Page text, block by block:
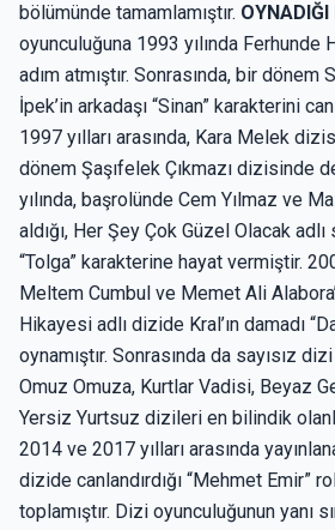
bölümünde tamamlamıştır.
oyunculuğuna 1993 yılında Ferhunde
adım atmıştır. Sonrasında, bir
İpek’in arkadaşı “Sinan” karakterini
1997 yılları arasında, Kara Melek
dönem Şaşıfelek Çıkmazı dizisinde
yılında, başrolünde Cem Yılmaz ve
aldığı, Her Şey Çok Güzel Olacak
“Tolga” karakterine hayat vermiştir.
Meltem Cumbul ve Memet Ali
Hikayesi adlı dizide Kral’ın damadı
oynamıştır. Sonrasında da sayısız
Omuz Omuza, Kurtlar Vadisi, Beyaz
Yersiz Yurtsuz dizileri en bilindik
2014 ve 2017 yılları arasında
dizide canlandırdığı “Mehmet Emir”
toplamıştır. Dizi oyunculuğunun yanı